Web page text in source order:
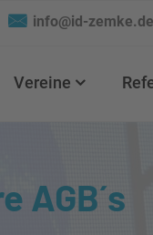
info@id-zemke.de
Vereine
AGB´s